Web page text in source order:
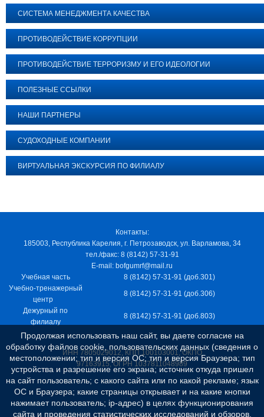
СИСТЕМА МЕНЕДЖМЕНТА КАЧЕСТВА
ПРОТИВОДЕЙСТВИЕ КОРРУПЦИИ
ПРОТИВОДЕЙСТВИЕ ТЕРРОРИЗМУ И ЕГО ИДЕОЛОГИИ
ПОЛЕЗНЫЕ ССЫЛКИ
НАШИ ПАРТНЕРЫ
СУДОХОДНЫЕ КОМПАНИИ
ВИРТУАЛЬНАЯ ЭКСКУРСИЯ ПО ФИЛИАЛУ
Контакты:
185003, Республика Карелия, г. Петрозаводск, ул. Варламова, 34
тел./факс: 8 (8142) 57-31-91
E-mail: bofgumrf@mail.ru
Учебная часть
8 (8142) 57-31-91 (доб.301)
Учебно-тренажерный
центр
8 (8142) 57-31-91 (доб.306)
Дежурный по
филиалу
8 (8142) 57-31-91 (доб.803)
ИНН 7805029012, КПП 100103001, ОКПО
97163915, ОГРН 1037811048989
Продолжая использовать наш сайт, вы даете согласие на
обработку файлов cookie, пользовательских данных (сведения о
местоположении; тип и версия ОС; тип и версия Браузера; тип
устройства и разрешение его экрана; источник откуда пришел
на сайт пользователь; с какого сайта или по какой рекламе; язык
ОС и Браузера; какие страницы открывает и на какие кнопки
нажимает пользователь; ip-адрес) в целях функционирования
сайта и проведения статистических исследований и обзоров.